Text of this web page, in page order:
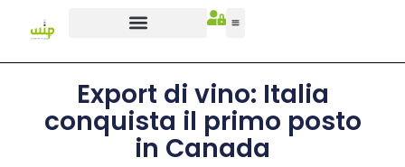
Export di vino: Italia
conquista il primo posto
in Canada